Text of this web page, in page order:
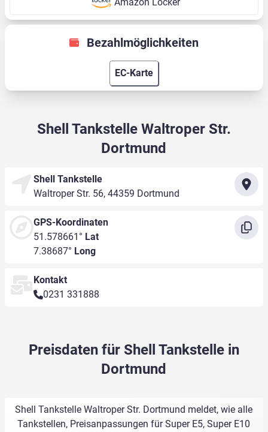
Bezahlmöglichkeiten
EC-Karte
Shell Tankstelle Waltroper Str.
Dortmund
Shell Tankstelle
Waltroper Str. 56, 44359 Dortmund
GPS-Koordinaten
51.578661° Lat
7.38687° Long
Kontakt
0231 331888
Preisdaten für Shell Tankstelle in
Dortmund
Shell Tankstelle Waltroper Str. Dortmund meldet, wie alle
Tankstellen, Preisanpassungen für Super E5, Super E10